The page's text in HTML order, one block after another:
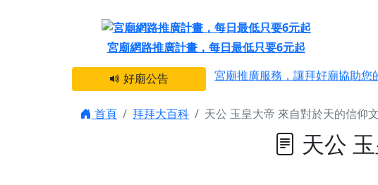
宮廟網路推廣計畫，每日最低只要6元起
好廟公告
感謝 【新竹縣新豐鄉 池和宮】
宮廟推廣服務，讓拜好廟協助
之旅」！
【台北北投 唭哩岸慈生宮】慶
【屏東縣獅子鄉 楓港清華山聖
首頁 拜拜大百科 天公 玉皇大帝 來自對於天的信仰
天公